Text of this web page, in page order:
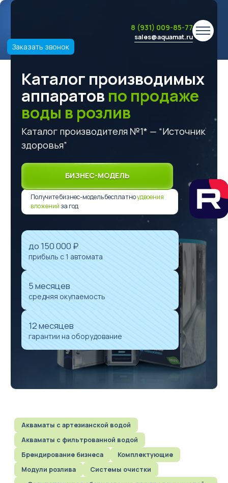
Заказать звонок
8 (931) 009-85-77
sales@aquamat.ru
Акваматы фильтрованной воды
Акваматы с привозной водой
Модули розлива
Системы очистки воды
Комплектующие к акваматам
Каталог производимых
аппаратов по продаже
воды в розлив
Каталог производителя №1* — “Источник
здоровья”
БИЗНЕС-МОДЕЛЬ
Получите бизнес-модель бесплатноудвоения
вложенийза год
до 150 000 ₽
прибыль с 1 автомата
5 месяцев
средняя окупаемость
12 месяцев
гарантии на оборудование
Акваматы с артезианской водой
Акваматы с фильтрованной водой
Брендирование бизнеса
Комплектующие
Модули розлива
Системы очистки